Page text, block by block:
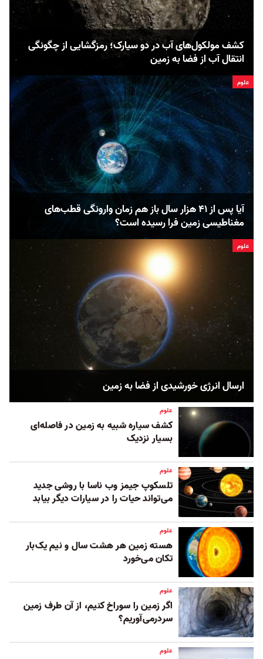
کشف مولکول‌های آب در دو سیارک‌‌؛ رمزگشایی از چگونگی
انتقال آب از فضا به زمین
علوم
آیا پس از ۴۱ هزار سال باز هم زمان وارونگی قطب‌های
مغناطیسی زمین فرا رسیده است؟
علوم
ارسال انرژی خورشیدی از فضا به زمین
علوم
کشف سیاره شبیه به زمین در فاصله‌ای
بسیار نزدیک
علوم
تلسکوپ جیمز وب ناسا با روشی جدید
می‌تواند حیات را در سیارات دیگر بیابد
علوم
هسته زمین هر هشت سال و نیم یک‌بار
تکان می‌خورد
علوم
اگر زمین را سوراخ کنیم، از آن طرف زمین
سردرمی‌آوریم؟
علوم